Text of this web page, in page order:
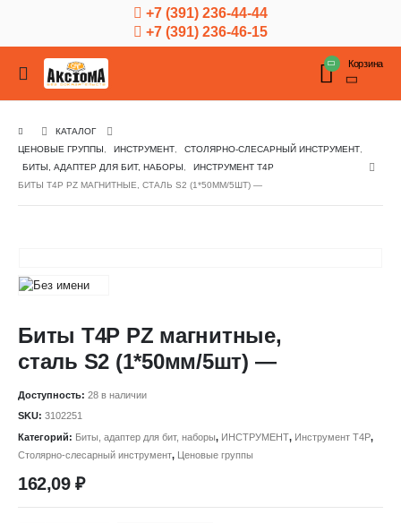
+7 (391) 236-44-44
+7 (391) 236-46-15
Корзина
КАТАЛОГ
ЦЕНОВЫЕ ГРУППЫ
ИНСТРУМЕНТ СТОЛЯРНО-СЛЕСАРНЫЙ ИНСТРУМЕНТ
БИТЫ, АДАПТЕР ДЛЯ БИТ, НАБОРЫ
ИНСТРУМЕНТ Т4Р
БИТЫ Т4Р PZ МАГНИТНЫЕ, СТАЛЬ S2 (1*50ММ/5ШТ) —
Биты Т4Р PZ магнитные,
сталь S2 (1*50мм/5шт) —
Доступность: 28 в наличии
SKU: 3102251
Категорий: Биты, адаптер для бит, наборы, ИНСТРУМЕНТ, Инструмент Т4Р,
Столярно-слесарный инструмент, Ценовые группы
162,09₽